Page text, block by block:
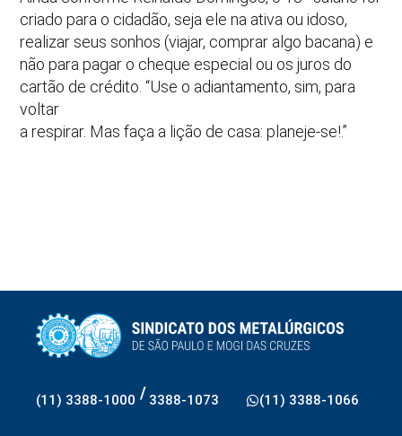
criado para o cidadão, seja ele na ativa ou idoso,
realizar seus sonhos (viajar, comprar algo bacana) e
não para pagar o cheque especial ou os juros do
cartão de crédito. “Use o adiantamento, sim, para
voltar
a respirar. Mas faça a lição de casa: planeje-se!.”
(11) 3388-1000 / 3388-1073 (11) 3388-1066